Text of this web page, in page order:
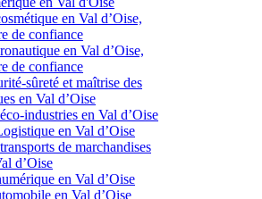
en Val d’Oise,
de confiance
en Val d’Oise,
de confiance
sûreté et maîtrise des
en Val d’Oise
industries en Val d’Oise
en Val d’Oise
de marchandises
d’Oise
en Val d’Oise
en Val d’Oise